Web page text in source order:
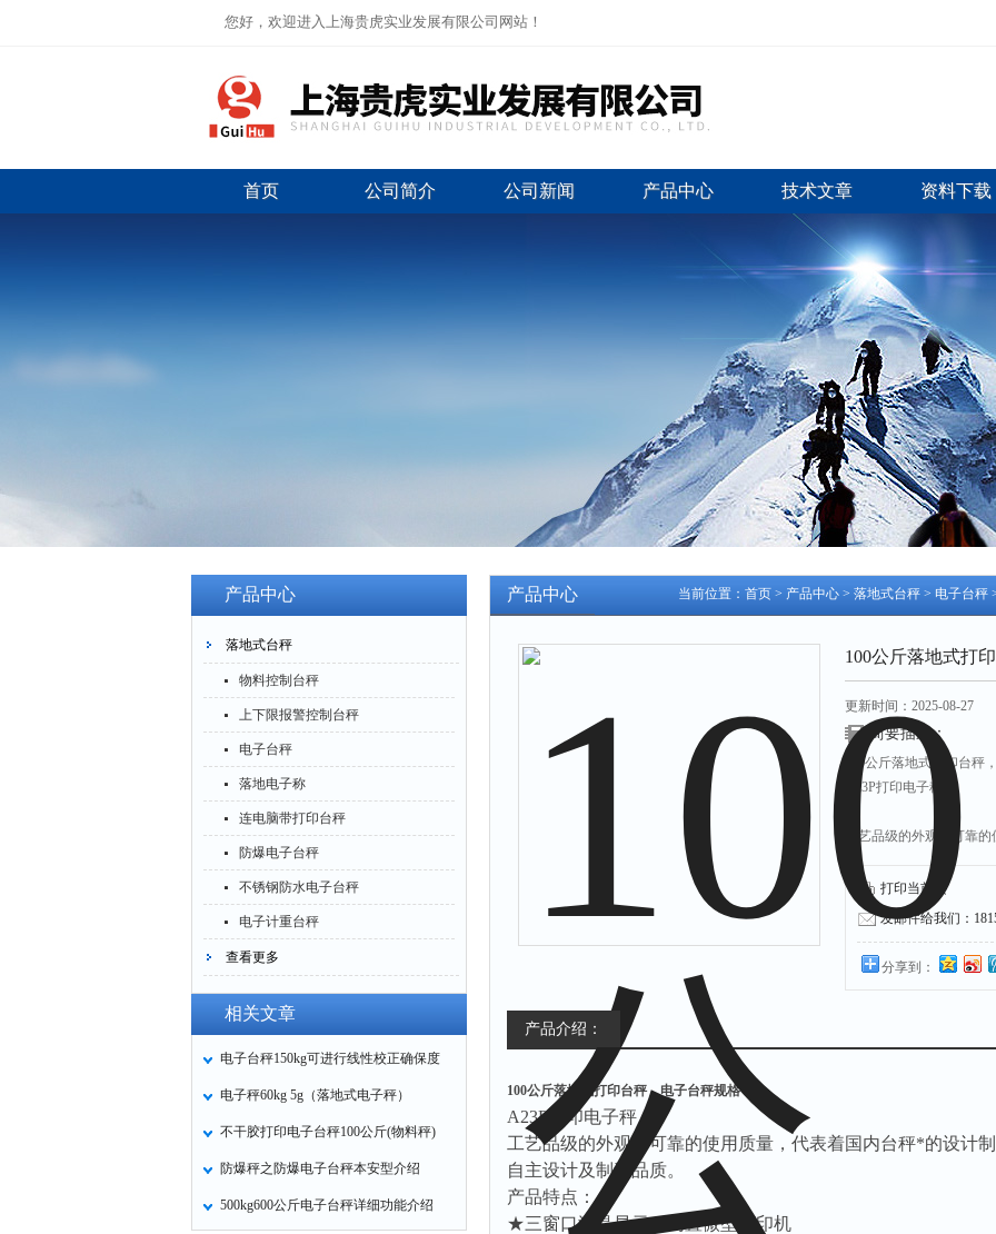
您好，欢迎进入上海贵虎实业发展有限公司网站！
首页 公司简介 公司新闻 产品中心 技术文章 资料下载
产品中心
落地式台秤
物料控制台秤
上下限报警控制台秤
电子台秤
落地电子称
连电脑带打印台秤
防爆电子台秤
不锈钢防水电子台秤
电子计重台秤
查看更多
相关文章
电子台秤150kg可进行线性校正确保度
电子秤60kg 5g（落地式电子秤）
不干胶打印电子台秤100公斤(物料秤)
防爆秤之防爆电子台秤本安型介绍
500kg600公斤电子台秤详细功能介绍
当前位置： 首页 > 产品中心 > 落地式台秤 > 电子台秤
产品中心
100公斤落地式打
更新时间：2025-08-27
简要描述：
100公斤落地式打印台秤
A23P打印电子秤
工艺品级的外观，可靠
德、日、英、美客商认
产品特点：
★三窗口液晶显示，内置
★称重反应迅速可依使
打印当前页
发邮件给我们：
分享到：
产品介绍：
100公斤落地式打印台秤，电子台秤规格
A23P 打印电子秤
工艺品级的外观，可靠的使用质量，代表着国内台秤*的设计
自主设计及制造品质。
产品特点：
★三窗口液晶显示，内置微型打印机